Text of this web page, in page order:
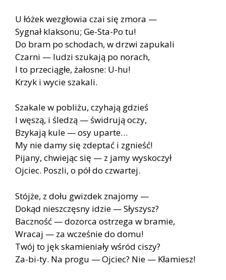
U łóżek wezgłowia czai się zmora —
Sygnał klaksonu; Ge-Sta-Po tu!
Do bram po schodach, w drzwi zapukali
Czarni — ludzi szukają po norach,
I to przeciągłe, żałosne: U-hu!
Krzyk i wycie szakali.
Szakale w pobliżu, czyhają gdzieś
I węszą, i śledzą — świdrują oczy,
Bzykają kule — osy uparte…
My nie damy się zdeptać i zgnieść!
Pijany, chwiejąc się — z jamy wyskoczył
Ojciec. Poszli, o pół do czwartej.
Stójże, z dołu gwizdek znajomy —
Dokąd nieszczęsny idzie — Słyszysz?
Baczność — dozorca ostrzega w bramie,
Wracaj — za wcześnie do domu!
Twój to jęk skamieniały wśród ciszy?
Za-bi-ty. Na progu — Ojciec? Nie — Kłamiesz!